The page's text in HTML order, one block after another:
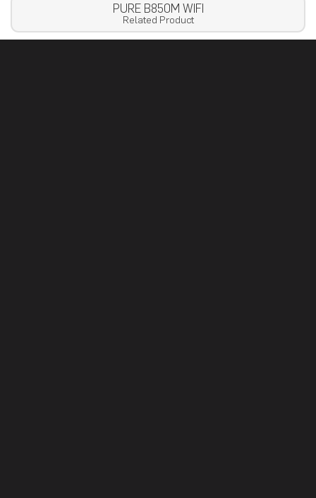
PURE B850M WIFI
Related Product